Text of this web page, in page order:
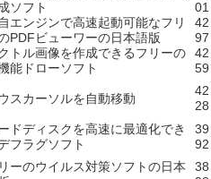
ソフト
01
エンジンで高速起動可能なフリ
PDFビューワーの日本語版
42
97
トル画像を作成できるフリーの
能ドローソフト
42
59
スカーソルを自動移動
42
28
ドディスクを高速に最適化でき
フラグソフト
39
92
ーのウイルス対策ソフトの日本
38